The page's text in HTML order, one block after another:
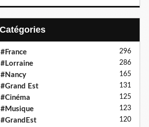
Catégories
#France 296
#Lorraine 286
#Nancy 165
#Grand Est 131
#Cinéma 125
#Musique 123
#GrandEst 120